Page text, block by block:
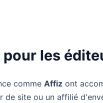
les
comme Affiz ont
de site ou un affilié